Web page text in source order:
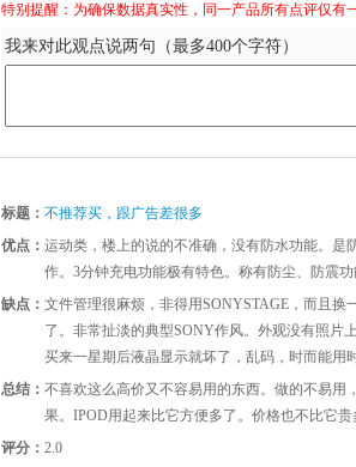
特别提醒：为确保数据真实性，同一产品所有点评仅有
我来对此观点说两句（最多400个字符）
标题： 不推荐买，跟广告差很多
优点： 运动类，楼上的说的不准确，没有防水功能。
作。3分钟充电功能极有特色。称有防尘、防震
缺点： 文件管理很麻烦，非得用SONYSTAGE，而且
了。非常扯淡的典型SONY作风。外观没有照片
买来一星期后液晶显示就坏了，乱码，时而能
总结： 不喜欢这么高价又不容易用的东西。做的不易
果。IPOD用起来比它方便多了。价格也不比它贵
评分： 2.0